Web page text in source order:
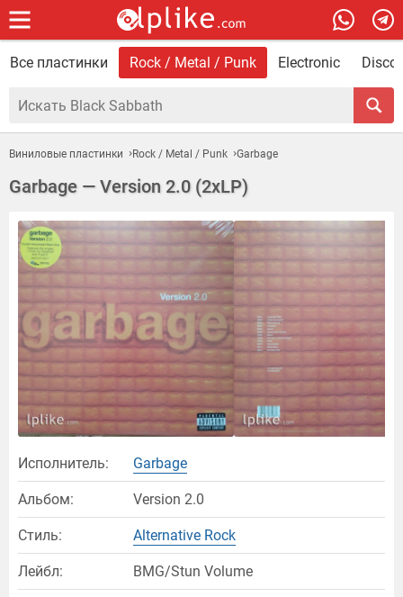
Все пластинки Rock / Metal / Punk Electronic Disco
Виниловые пластинки Rock / Metal / Punk Garbage
Garbage — Version 2.0 (2xLP)
Исполнитель: Garbage
Альбом: Version 2.0
Стиль: Alternative Rock
Лейбл: BMG/Stun Volume